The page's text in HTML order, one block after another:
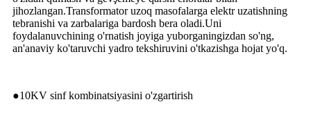
jihozlangan.Transformator uzoq masofalarga elektr uzatishning
tebranishi va zarbalariga bardosh bera oladi.Uni
foydalanuvchining o'rnatish joyiga yuborganingizdan so'ng,
an'anaviy ko'taruvchi yadro tekshiruvini o'tkazishga hojat yo'q.
●10KV sinf kombinatsiyasini o'zgartirish